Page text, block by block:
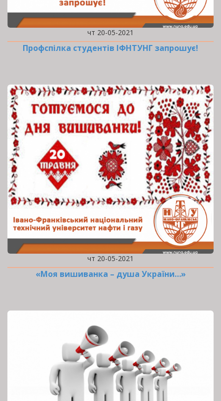
чт 20-05-2021
Профспілка студентів ІФНТУНГ запрошує!
чт 20-05-2021
«Моя вишиванка – душа України…»